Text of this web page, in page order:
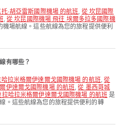
托·胡亞雷斯國際機場 的航班, 從 坎昆國際
, 從 坎昆國際機場 飛往 埃爾多拉多國際機
場航線。這些航線為您的旅程提供便利
有哪些？
哈拉米格爾伊達爾戈國際機場 的航班,從
伊達爾戈國際機場 的航班,從 墨西哥城
哈拉米格爾伊達爾戈國際機場 的航班 是
。這些航線為您的旅程提供便利的轉